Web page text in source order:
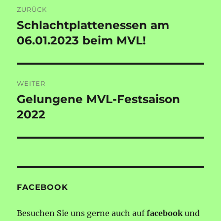
ZURÜCK
Vorheriger
Beitrag:
Schlachtplattenessen am
06.01.2023 beim MVL!
WEITER
Nächster
Beitrag:
Gelungene MVL-Festsaison
2022
FACEBOOK
Besuchen Sie uns gerne auch auffacebookund